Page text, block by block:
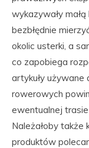
wykazywały
bezbłędnie
okolic usterki, a
co zapobiega
artykuły używane
rowerowych
ewentualnej trasie
Należałoby
produktów